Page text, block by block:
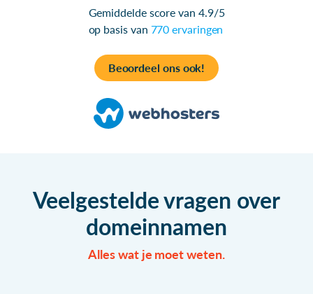
Gemiddelde score van 4.9/5
op basis van 770 ervaringen
Beoordeel ons ook!
Veelgestelde vragen over
domeinnamen
Alles wat je moet weten.